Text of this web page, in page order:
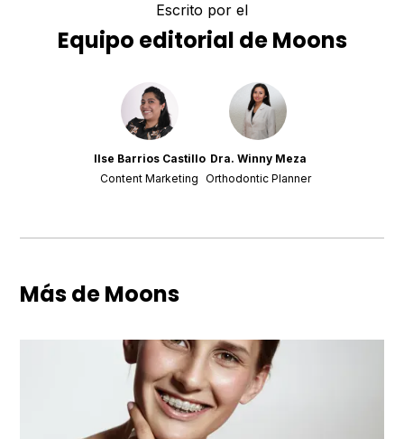
Escrito por el
Equipo editorial de Moons
Ilse Barrios Castillo
Content Marketing
Dra. Winny Meza
Orthodontic Planner
Más de Moons